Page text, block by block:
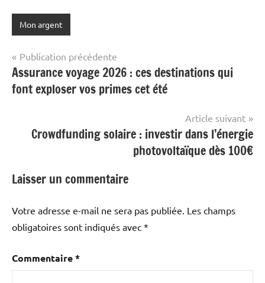
Mon argent
Navigation
de
l’article
Publication précédente
Assurance voyage 2026 : ces destinations qui
font exploser vos primes cet été
Article suivant
Crowdfunding solaire : investir dans l’énergie
photovoltaïque dès 100€
Laisser un commentaire
Votre adresse e-mail ne sera pas publiée. Les champs
obligatoires sont indiqués avec *
Commentaire*